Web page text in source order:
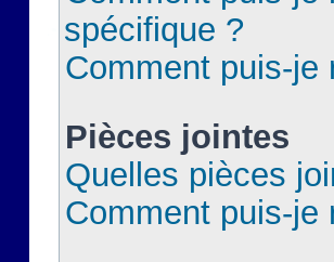
spécifique ?
Comment puis-je
Pièces jointes
Quelles pièces
Comment puis-je